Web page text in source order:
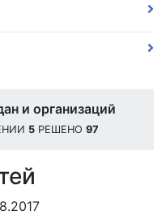
и организаций
5 РЕШЕНО 97